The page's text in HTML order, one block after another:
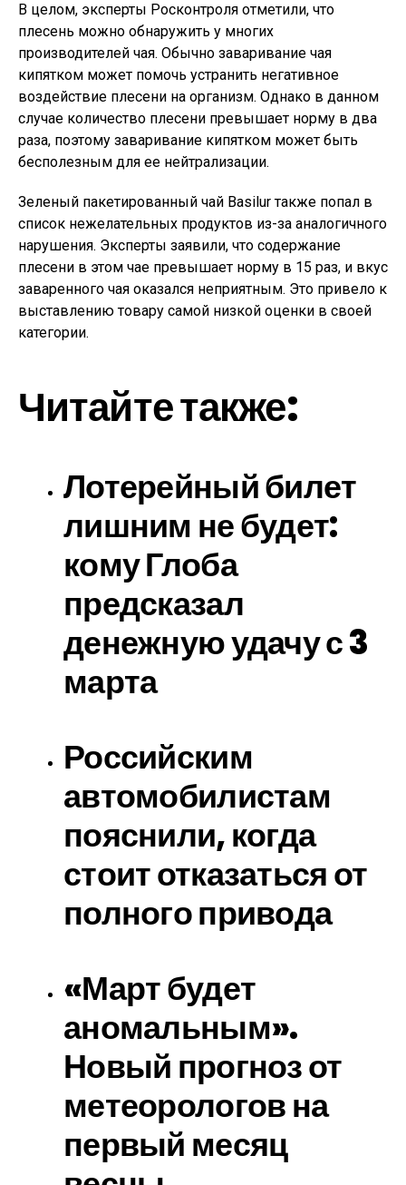
В целом, эксперты Росконтроля отметили, что
плесень можно обнаружить у многих
производителей чая. Обычно заваривание чая
кипятком может помочь устранить негативное
воздействие плесени на организм. Однако в данном
случае количество плесени превышает норму в два
раза, поэтому заваривание кипятком может быть
бесполезным для ее нейтрализации.
Зеленый пакетированный чай Basilur также попал в
список нежелательных продуктов из-за аналогичного
нарушения. Эксперты заявили, что содержание
плесени в этом чае превышает норму в 15 раз, и вкус
заваренного чая оказался неприятным. Это привело к
выставлению товару самой низкой оценки в своей
категории.
Читайте также:
Лотерейный билет
лишним не будет:
кому Глоба
предсказал
денежную удачу с 3
марта
Российским
автомобилистам
пояснили, когда
стоит отказаться от
полного привода
«Март будет
аномальным».
Новый прогноз от
метеорологов на
первый месяц